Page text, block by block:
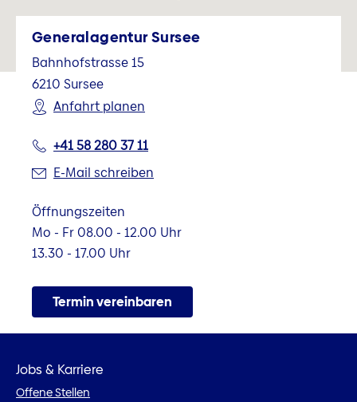
Generalagentur Sursee
Bahnhofstrasse 15
6210 Sursee
Anfahrt planen
+41 58 280 37 11
E-Mail schreiben
Öffnungszeiten
Mo - Fr 08.00 - 12.00 Uhr
13.30 - 17.00 Uhr
Termin vereinbaren
Jobs & Karriere
Offene Stellen